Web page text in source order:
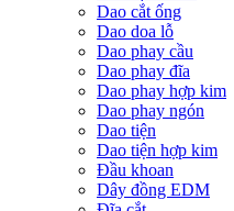
Dao cắt ống
Dao doa lỗ
Dao phay cầu
Dao phay đĩa
Dao phay hợp kim
Dao phay ngón
Dao tiện
Dao tiện hợp kim
Đầu khoan
Dây đồng EDM